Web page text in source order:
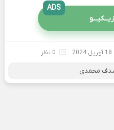
ADS
18 آوریل 2024 0 نظر
محمدی